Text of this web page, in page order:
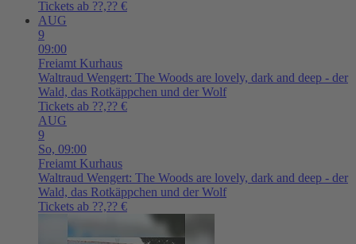
Tickets ab ??,?? €
AUG
9
09:00
Freiamt Kurhaus
Waltraud Wengert: The Woods are lovely, dark and deep - der
Wald, das Rotkäppchen und der Wolf
Tickets ab ??,?? €
AUG
9
So, 09:00
Freiamt Kurhaus
Waltraud Wengert: The Woods are lovely, dark and deep - der
Wald, das Rotkäppchen und der Wolf
Tickets ab ??,?? €